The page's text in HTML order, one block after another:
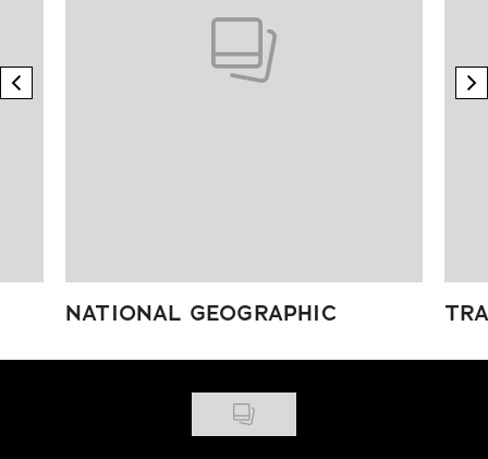
previous element
NATIONAL GEOGRAPHIC